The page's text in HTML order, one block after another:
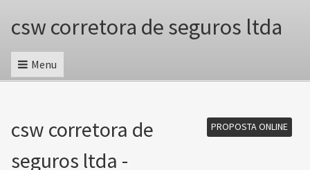
csw corretora de seguros ltda
Menu
PROPOSTA ONLINE
csw corretora de
seguros ltda -